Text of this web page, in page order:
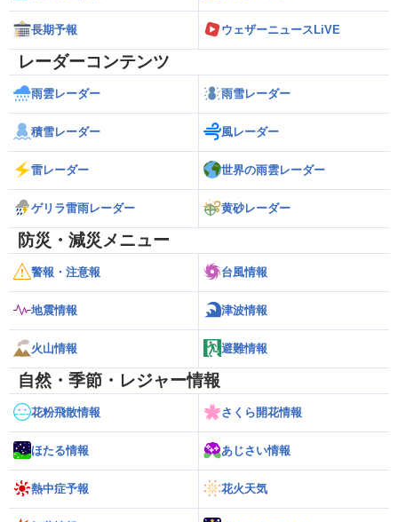
長期予報 ウェザーニュースLiVE
レーダーコンテンツ
雨雲レーダー 雨雪レーダー
積雪レーダー 風レーダー
雷レーダー 世界の雨雲レーダー
ゲリラ雷雨レーダー 黄砂レーダー
防災・減災メニュー
警報・注意報 台風情報
地震情報 津波情報
火山情報 避難情報
自然・季節・レジャー情報
花粉飛散情報 さくら開花情報
ほたる情報 あじさい情報
熱中症予報 花火天気